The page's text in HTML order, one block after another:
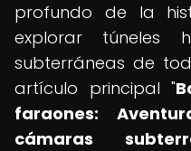
profundo de la
explorar túneles
subterráneas de
artículo principal "
faraones:
cámaras